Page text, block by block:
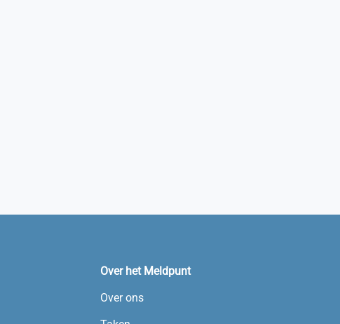
Over het Meldpunt
Over ons